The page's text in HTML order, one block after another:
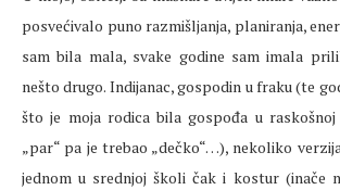
posvećivalo puno razmišljanja, planiranja,
sam bila mala, svake godine sam imala
nešto drugo. Indijanac, gospodin u fraku (te
što je moja rodica bila gospođa u
„par“ pa je trebao „dečko“…), nekoliko
jednom u srednjoj školi čak i kostur (inače